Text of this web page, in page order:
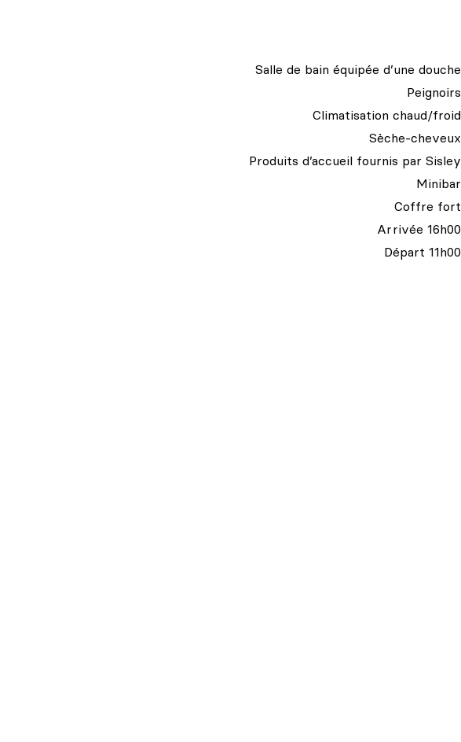
Salle de bain équipée d’une douche
Peignoirs
Climatisation chaud/froid
Sèche-cheveux
Produits d’accueil fournis par Sisley
Minibar
Coffre fort
Arrivée 16h00
Départ 11h00